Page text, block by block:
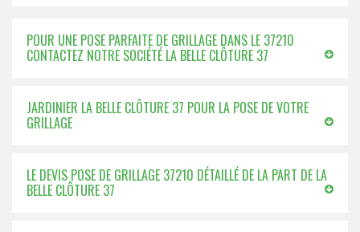
POUR UNE POSE PARFAITE DE GRILLAGE DANS LE 37210
CONTACTEZ NOTRE SOCIÉTÉ LA BELLE CLÔTURE 37
JARDINIER LA BELLE CLÔTURE 37 POUR LA POSE DE VOTRE
GRILLAGE
LE DEVIS POSE DE GRILLAGE 37210 DÉTAILLÉ DE LA PART DE LA
BELLE CLÔTURE 37